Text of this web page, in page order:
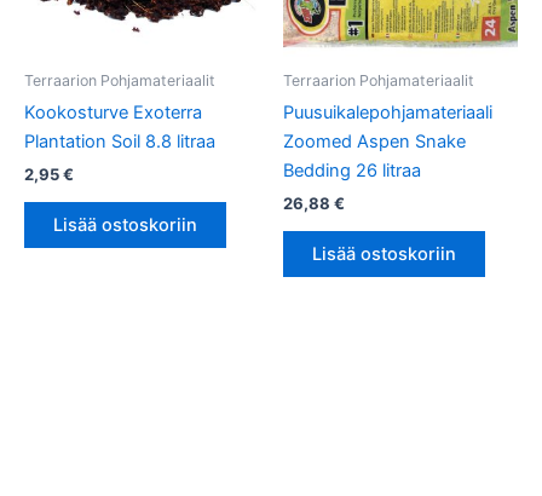
Terraarion Pohjamateriaalit
Kookosturve Exoterra
Plantation Soil 8.8 litraa
2,95€
Lisää ostoskoriin
Terraarion Pohjamateriaalit
Puusuikalepohjamateriaali
Zoomed Aspen Snake
Bedding 26 litraa
26,88 €
Lisää ostoskoriin